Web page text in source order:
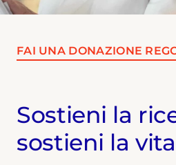
FAI UNA DONAZIONE
Sostieni la
sostieni la vita